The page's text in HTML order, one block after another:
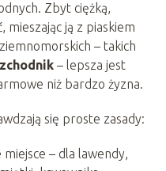
Zbyt ciężką,
ją z piaskiem
– takich
– lepsza jest
niż bardzo żyzna.
się proste zasady:
miejsce – dla lawendy,